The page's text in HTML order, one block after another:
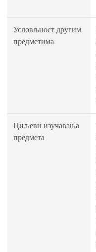
Условљност другим
предметима
Циљеви изучавања
предмета